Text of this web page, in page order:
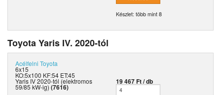
Készlet: több mint 8
Toyota Yaris IV. 2020-tól
Acélfelni Toyota
6x15
KO:5x100 KF:54 ET:45
Yaris IV 2020-tól (elektromos
59/85 kW-ig) (7616)
19 467 Ft / db